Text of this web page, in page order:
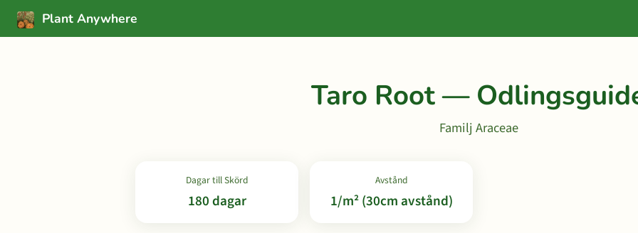
Plant Anywhere
Taro Root —
Familj Araceae
Dagar till Skörd
180 dagar
Avstånd
1/m² (30cm avstånd)